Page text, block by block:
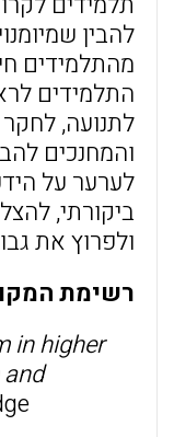
להבין
מהתלמידים
התלמידים
לתנועה,
והמחנכים
לערער על
ביקורתי,
ולפרוץ את
רשימת
in higher